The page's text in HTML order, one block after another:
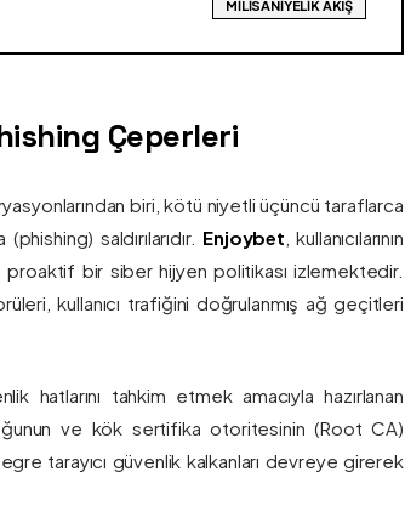
MILISANIYELIK AKIŞ
Çeperleri
biri, kötü niyetli üçüncü taraflarca
saldırılarıdır. Enjoybet , kullanıcılarının
proaktif bir siber hijyen politikası izlemektedir.
kullanıcı trafiğini doğrulanmış ağ geçitleri
hatlarını tahkim etmek amacıyla hazırlanan
ve kök sertifika otoritesinin (Root CA)
tarayıcı güvenlik kalkanları devreye girerek